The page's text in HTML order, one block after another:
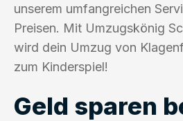
unserem umfangreichen
Preisen. Mit Umzugskönig
wird dein Umzug von
zum Kinderspiel!
Geld sparen